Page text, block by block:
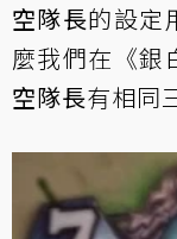
空隊長的設定
麼我們在《銀
空隊長有相同